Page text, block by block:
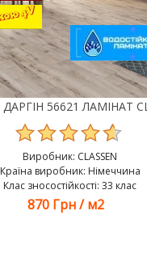
Виробник: CLASSEN
Країна виробник: Німеччина
Клас зносостійкості: 33 клас
870 Грн /м2